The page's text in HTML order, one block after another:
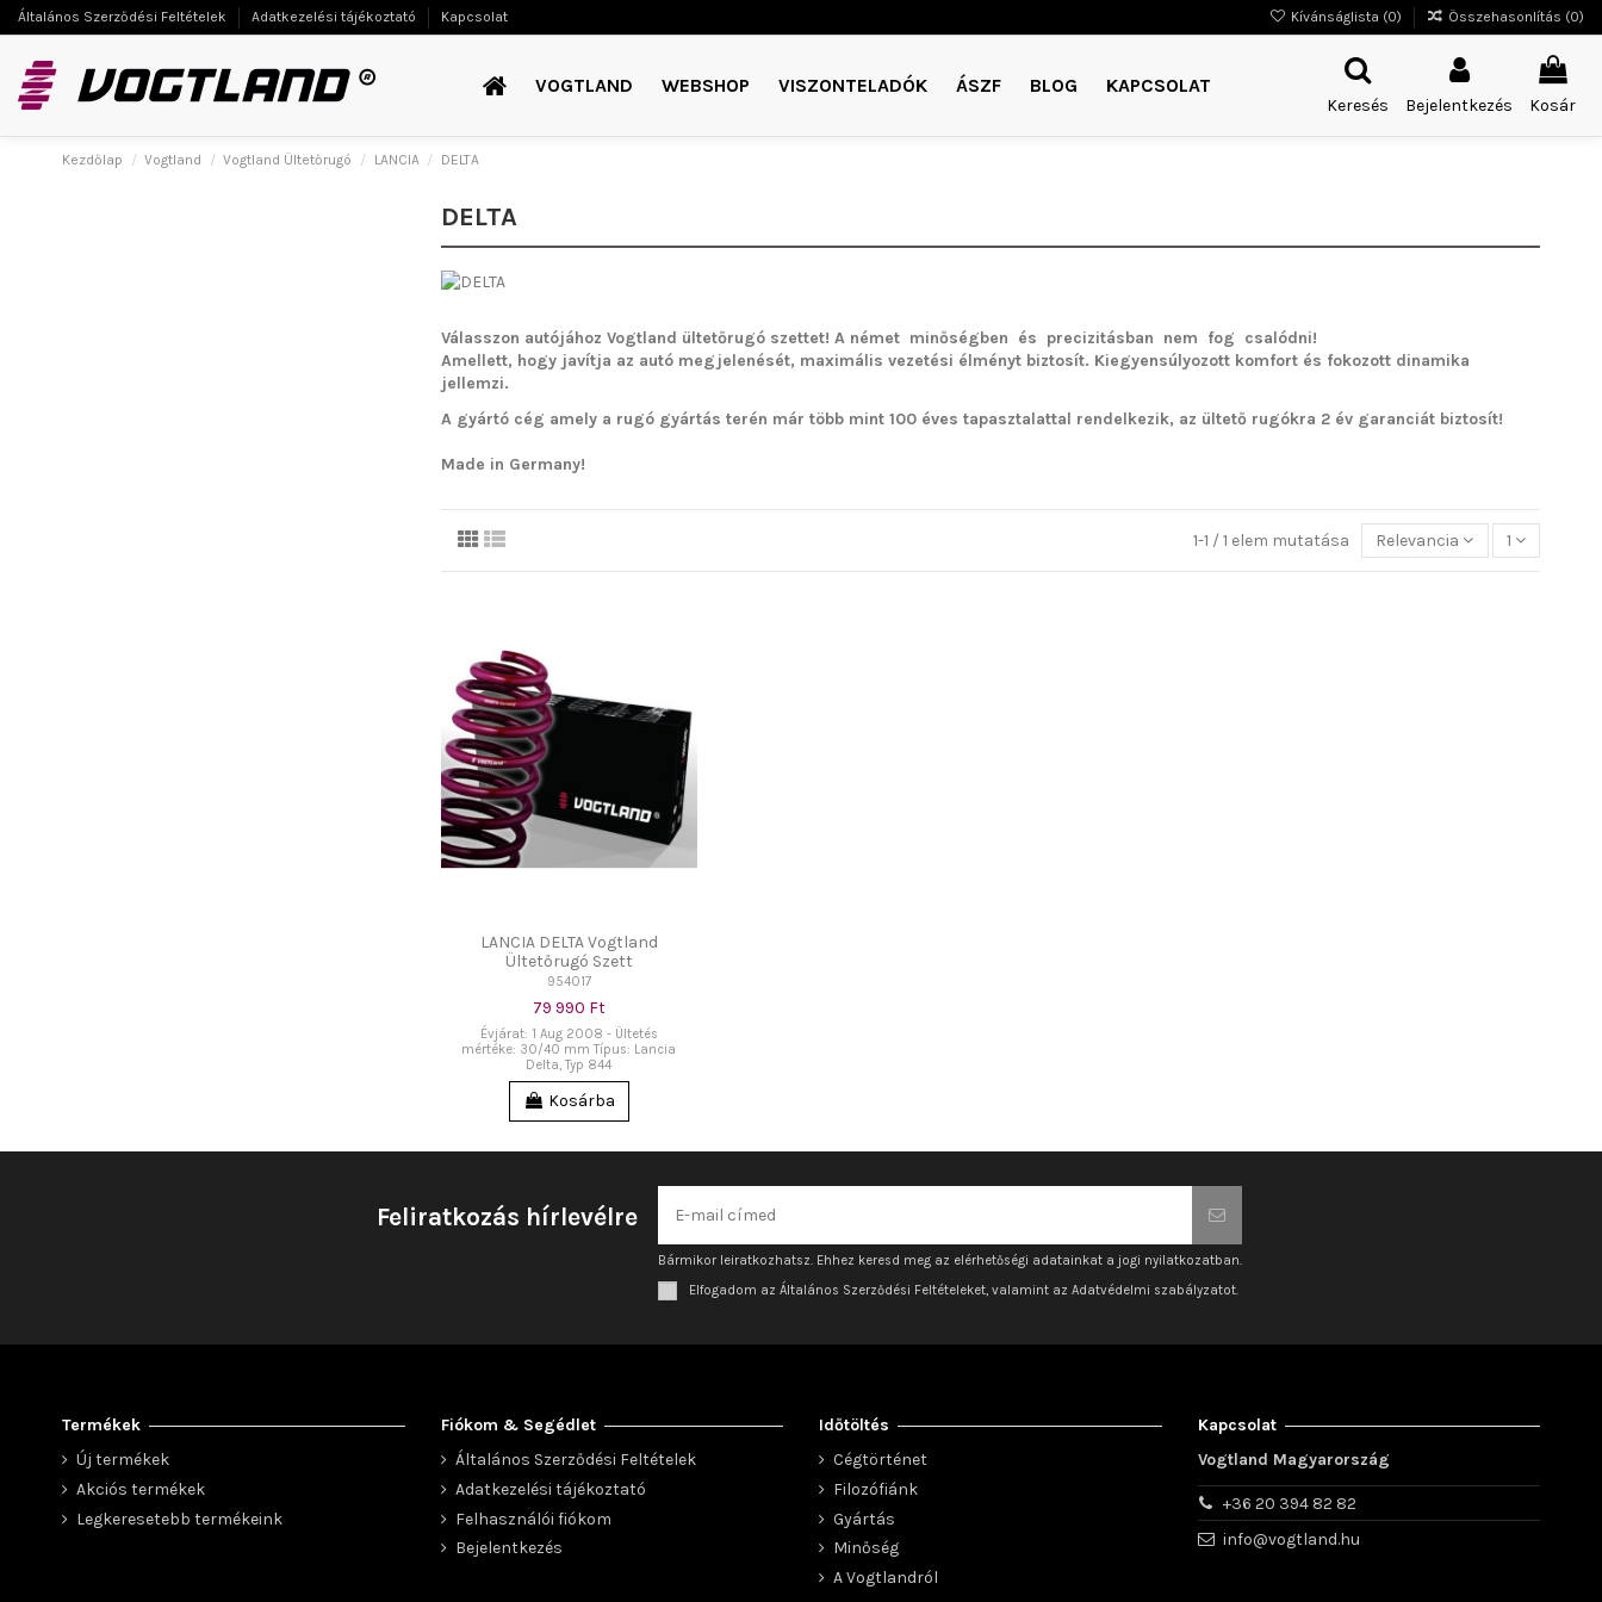
Általános Szerződési Feltételek Adatkezelési tájékoztató Kapcsolat Kívánságlista (0) Összehasonlítás (0)
VOGTLAND WEBSHOP VISZONTELADÓK ÁSZF BLOG KAPCSOLAT
Keresés Bejelentkezés Kosár
Kezdőlap Vogtland Vogtland Ültetőrugó LANCIA DELTA
DELTA
Válasszon autójához Vogtland ültetőrugó szettet! A német minőségben és precizitásban nem fog csalódni!
Amellett, hogy javítja az autó megjelenését, maximális vezetési élményt biztosít. Kiegyensúlyozott komfort és fokozott dinamika
jellemzi.
A gyártó cég amely a rugó gyártás terén már több mint 100 éves tapasztalattal rendelkezik, az ültető rugókra 2 év garanciát biztosít!
Made in Germany!
1-1 / 1 elem mutatása Relevancia 1
LANCIA DELTA Vogtland
Ültetőrugó Szett
954017
79 990 Ft
Évjárat: 1 Aug 2008 - Ültetés
mértéke: 30/40 mm Típus: Lancia
Delta, Typ 844
Kosárba
Feliratkozás hírlevélre
Bármikor leiratkozhatsz. Ehhez keresd meg az elérhetőségi adatainkat a jogi nyilatkozatban.
Elfogadom az Általános Szerződési Feltételeket, valamint az Adatvédelmi szabályzatot.
Termékek
Új termékek
Akciós termékek
Legkeresetebb termékeink
Fiókom & Segédlet
Általános Szerződési Feltételek
Adatkezelési tájékoztató
Felhasználói fiókom
Bejelentkezés
Időtöltés
Cégtörténet
Filozófiánk
Gyártás
Minőség
A Vogtlandról
Kapcsolat
Vogtland Magyarország
+36 20 394 82 82
info@vogtland.hu